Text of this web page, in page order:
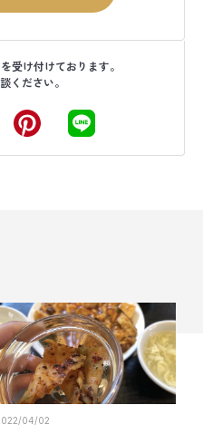
受け付けております。
ください。
04/02